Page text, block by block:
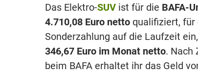
Das Elektro-SUV ist für die BAFA-
4.710,08 Euro netto qualifiziert, für
Sonderzahlung auf die Laufzeit
346,67 Euro im Monat netto. Nach
beim BAFA erhaltet ihr das Geld